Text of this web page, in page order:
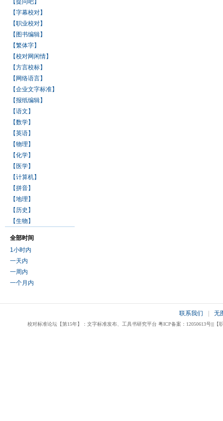
【提问吧】
【字幕校对】
【职业校对】
【图书编辑】
【繁体字】
【校对网闲情】
【方言校标】
【网络语言】
【企业文字标准】
【报纸编辑】
【语文】
【数学】
【英语】
【物理】
【化学】
【医学】
【计算机】
【拼音】
【地理】
【历史】
【生物】
全部时间
1小时内
一天内
一周内
一个月内
联系我们 无
校对标准论坛【第15年】：文字标准发布、工具书研究平台 粤ICP备案：12050613号|||【